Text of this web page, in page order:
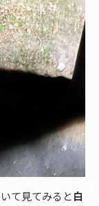
て見てみると白